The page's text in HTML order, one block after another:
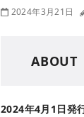
2024年3月21日
ABOUT
2024年4月1日発